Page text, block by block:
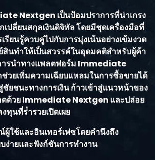
Nextgen เป็นป้อมปราการที่น่าเกรง
ปลี่ยนสกุลเงินดิจิทัล โดยมีชุดเครื่องมือที่
รียนรู้ควบคู่ไปกับการมุ่งเน้นอย่างเข้มงวด
สินทําให้เป็นสวรรค์ในอุดมคติสําหรับผู้ค้า
ารนําทางแพลตฟอร์ม Immediate
วยเพิ่มความเฉียบแหลมในการซื้อขายได้
ชัยชนะทางการเงิน ก้าวเข้าสู่แนวหน้าของ
ดด้วย Immediate Nextgen และปล่อย
ทุนที่ร่ํารวยเปิดเผย
ใช้และอินเทอร์เฟซโดยคํานึงถึง
ง่ายและฟังก์ชันการทํางาน